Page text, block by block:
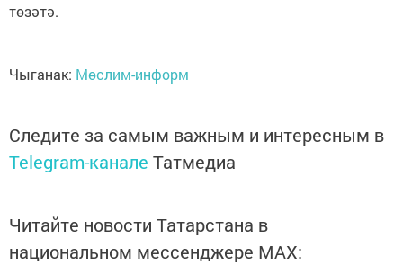
төзәтә.
Чыганак: Мөслим-информ
Следите за самым важным и интересным в
Telegram-канале Татмедиа
Читайте новости Татарстана в
национальном мессенджере MАХ: